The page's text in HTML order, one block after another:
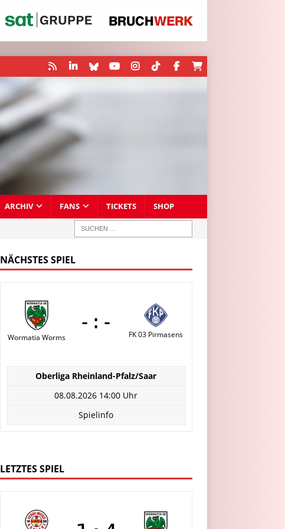
ARCHIV FANS TICKETS SHOP
NÄCHSTES SPIEL
Wormatia Worms
-:-
FK 03 Pirmasens
Oberliga Rheinland-Pfalz/Saar
08.08.2026 14:00 Uhr
Spielinfo
LETZTES SPIEL